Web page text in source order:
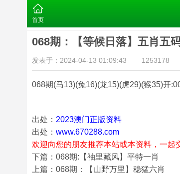
首页
068期：【等候日落】五肖五
发表于：2024-04-13 01:09:43 1253178
068期(马13)(兔16)(龙15)(虎29)(猴35)开
出处： 2023澳门正版资料
出处： www.670288.com
欢迎向您的朋友推荐本站或本资料，一起
下篇：068期:【袖里藏风】平特一肖
上篇：068期：【山野万里】稳猛六肖